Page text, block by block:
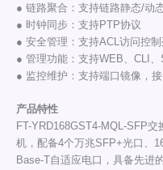
● 链路聚合：支持链路静态/动
● 时钟同步：支持PTP协议
● 安全管理：支持ACL访问控
● 管理功能：支持WEB、CLI
● 监控维护：支持端口镜像，
产品特性
FT-YRD168GST4-MQL-SFP
机，配备4个万兆SFP+光口、
Base-T自适应电口，具备先进